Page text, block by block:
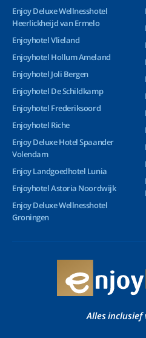
Enjoy Deluxe Wellnesshotel
Heerlickheijd van Ermelo
Enjoyhotel Vlieland
Enjoyhotel Hollum Ameland
Enjoyhotel Joli Bergen
Enjoyhotel De Schildkamp
Enjoyhotel Frederiksoord
Enjoyhotel Riche
Enjoy Deluxe Hotel Spaander
Volendam
Enjoy Landgoedhotel Lunia
Enjoyhotel Astoria Noordwijk
Enjoy Deluxe Wellnesshotel
Groningen
Alles inclusief